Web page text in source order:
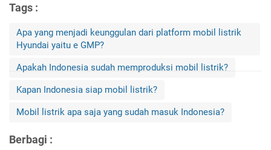
Tags :
Apa yang menjadi keunggulan dari platform mobil listrik
Hyundai yaitu e GMP?
Apakah Indonesia sudah memproduksi mobil listrik?
Kapan Indonesia siap mobil listrik?
Mobil listrik apa saja yang sudah masuk Indonesia?
Berbagi :